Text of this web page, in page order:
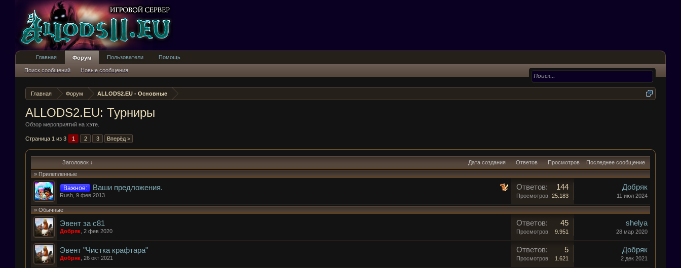
Главная Форум ALLODS2.EU - Основные
ALLODS2.EU: Турниры
Обзор мероприятий на хэте.
Страница 1 из 3 1 2 3 Вперёд >
Заголовок ↓ Дата создания Ответов Просмотров
Последнее сообщение
» Прилепленные
Важное: Ваши предложения.
Rush 9 фев 2013
Ответов: 144
Просмотров: 25.183
Добряк
11 июл 2024
» Обычные
Эвент за с81
Добряк 2 фев 2020
Ответов: 45
Просмотров: 9.951
shelya
28 мар 2020
Эвент "Чистка крафтара"
Добряк 26 окт 2021
Ответов: 5
Просмотров: 1.621
Добряк
2 дек 2021
Главная Форум
Поиск сообщений Новые сообщения
Пользователи Помощь